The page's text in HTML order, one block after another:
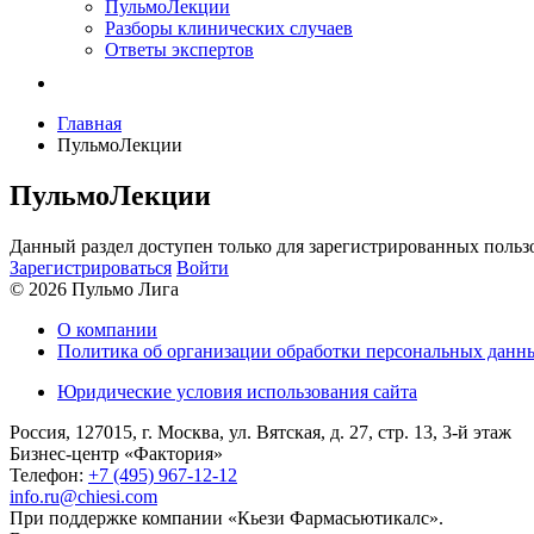
ПульмоЛекции
Разборы клинических случаев
Ответы экспертов
Главная
ПульмоЛекции
ПульмоЛекции
Данный раздел доступен только для зарегистрированных
Зарегистрироваться Войти
© 2026 Пульмо Лига
О компании
Политика об организации обработки персональных
Юридические условия использования сайта
Россия, 127015, г. Москва, ул. Вятская, д. 27, стр. 13, 3-й этаж
Бизнес-центр «Фактория»
Телефон: +7 (495) 967-12-12
info.ru@chiesi.com
При поддержке компании «Кьези Фармасьютикалс».